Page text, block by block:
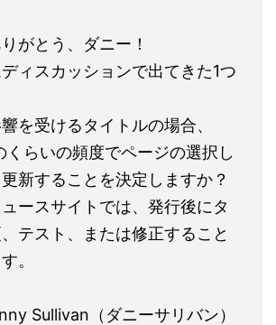
がとう、ダニー！
ィスカッションで出てきた1つ
を受けるタイトルの場合、
くらいの頻度でページの選択し
新することを決定しますか？
ースサイトでは、発行後にタ
テスト、または修正すること
。
Sullivan（ダニーサリバン）